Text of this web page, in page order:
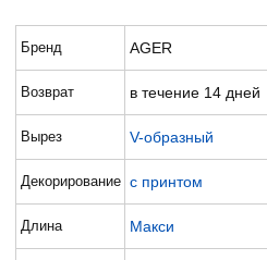
Бренд AGER
Возврат в течение 14 дней
Вырез V-образный
Декорирование с принтом
Длина Макси